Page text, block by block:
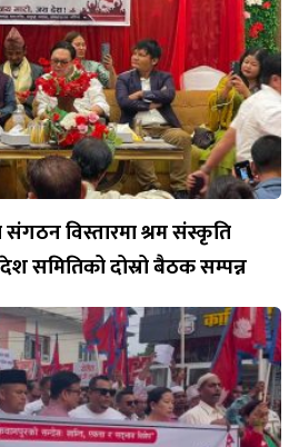
संगठन विस्तारमा श्रम संस्कृति
समितिको दोस्रो बैठक सम्पन्न